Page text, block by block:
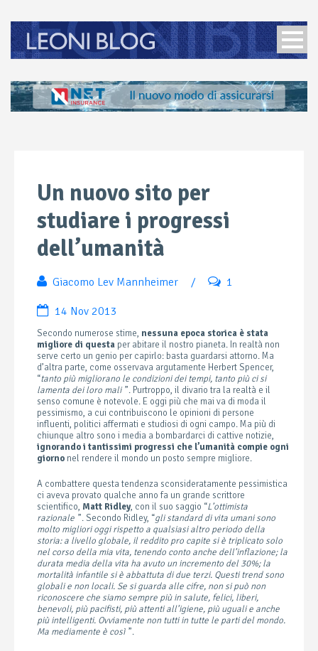
Un nuovo sito per
studiare i progressi
dell’umanità
Giacomo Lev Mannheimer / 1
14 Nov 2013
Secondo numerose stime, nessuna epoca storica è stata
migliore di questa per abitare il nostro pianeta. In realtà non
serve certo un genio per capirlo: basta guardarsi attorno. Ma
d’altra parte, come osservava argutamente Herbert Spencer,
“tanto più migliorano le condizioni dei tempi, tanto più ci si
lamenta dei loro mali ”. Purtroppo, il divario tra la realtà e il
senso comune è notevole. E oggi più che mai va di moda il
pessimismo, a cui contribuiscono le opinioni di persone
influenti, politici affermati e studiosi di ogni campo. Ma più di
chiunque altro sono i media a bombardarci di cattive notizie,
ignorando i tantissimi progressi che l’umanità compie ogni
giorno nel rendere il mondo un posto sempre migliore.
A combattere questa tendenza sconsideratamente pessimistica
ci aveva provato qualche anno fa un grande scrittore
scientifico, Matt Ridley, con il suo saggio “L’ottimista
razionale ”. Secondo Ridley, “gli standard di vita umani sono
molto migliori oggi rispetto a qualsiasi altro periodo della
storia: a livello globale, il reddito pro capite si è triplicato solo
nel corso della mia vita, tenendo conto anche dell’inflazione; la
durata media della vita ha avuto un incremento del 30%; la
mortalità infantile si è abbattuta di due terzi. Questi trend sono
globali e non locali. Se si guarda alle cifre, non si può non
riconoscere che siamo sempre più in salute, felici, liberi,
benevoli, più pacifisti, più attenti all’igiene, più uguali e anche
più intelligenti. Ovviamente non tutti in tutte le parti del mondo.
Ma mediamente è così ”.